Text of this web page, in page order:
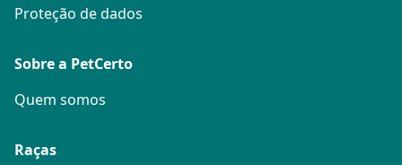
Proteção de dados
Sobre a PetCerto
Quem somos
Raças